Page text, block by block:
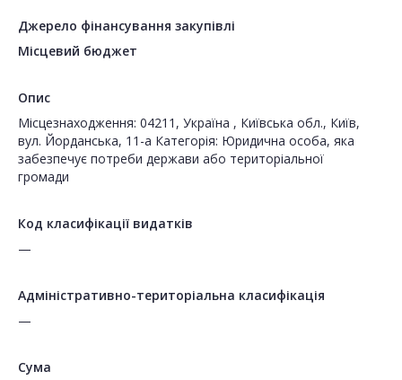
Джерело фінансування закупівлі
Місцевий бюджет
Опис
Місцезнаходження: 04211, Україна , Київська обл., Київ,
вул. Йорданська, 11-а Категорія: Юридична особа, яка
забезпечує потреби держави або територіальної
громади
Код класифікації видатків
—
Адміністративно-територіальна класифікація
—
Сума